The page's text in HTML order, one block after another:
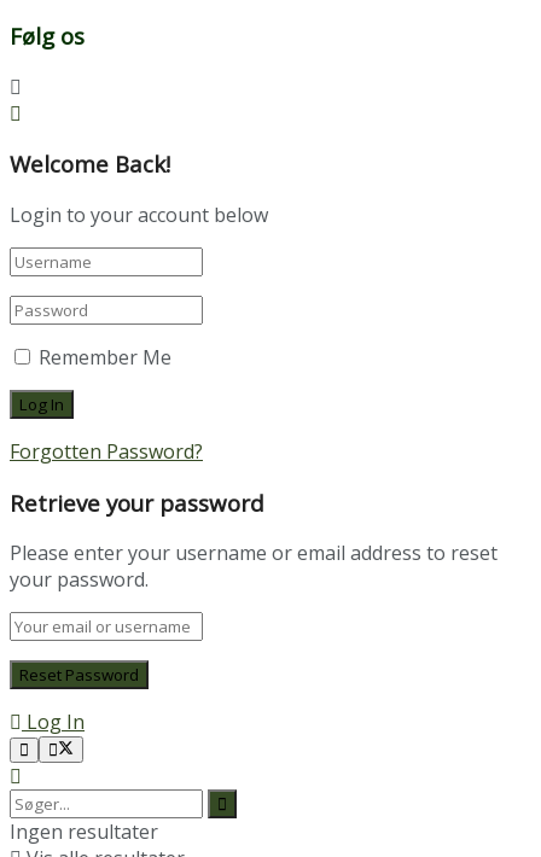
Følg os
Welcome Back!
Login to your account below
Remember Me
Forgotten Password?
Retrieve your password
Please enter your username or email address to reset
your password.
Log In
Ingen resultater